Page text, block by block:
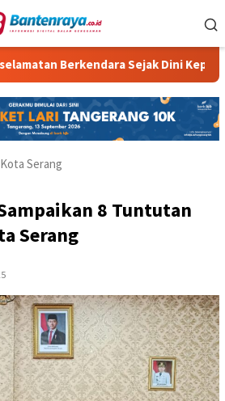
Sejak Dini Kepada Siswa SMP
Kota Serang
8 Tuntutan
Serang